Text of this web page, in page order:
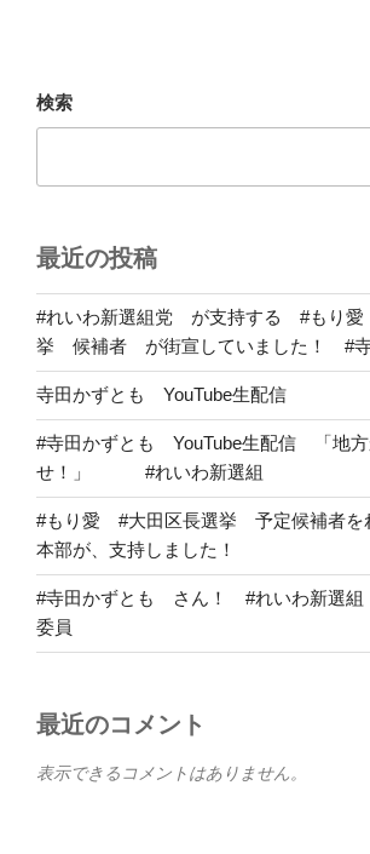
検索
最近の投稿
#れいわ新選組党 が支持する #もり
挙 候補者 が街宣していました！ #寺
寺田かずとも YouTube生配信
#寺田かずとも YouTube生配信 「地方
せ！」 #れいわ新選組
#もり愛 #大田区長選挙 予定候補者を
本部が、支持しました！
#寺田かずとも さん！ #れいわ新選
委員
最近のコメント
表示できるコメントはありません。